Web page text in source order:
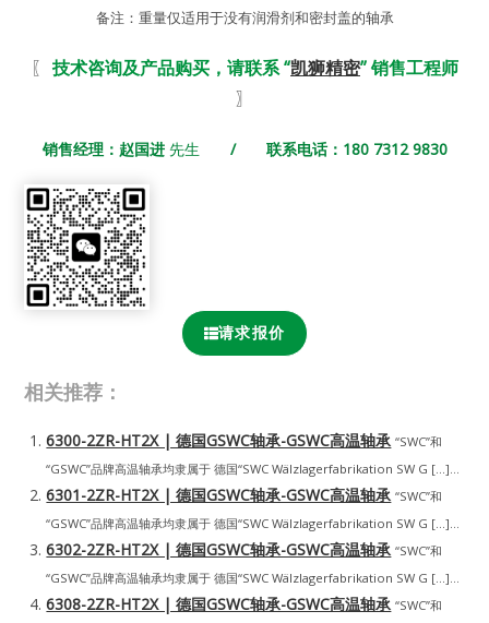
备注：重量仅适用于没有润滑剂和密封盖的轴承
〖 技术咨询及产品购买，请联系 “凯狮精密” 销售工程师
〗
销售经理：赵国进 先生 / 联系电话：180 7312 9830
请求报价
相关推荐：
6300-2ZR-HT2X | 德国GSWC轴承-GSWC高温轴承 “SWC”和
“GSWC”品牌高温轴承均隶属于 德国“SWC Wälzlagerfabrikation SW G […]...
6301-2ZR-HT2X | 德国GSWC轴承-GSWC高温轴承 “SWC”和
“GSWC”品牌高温轴承均隶属于 德国“SWC Wälzlagerfabrikation SW G […]...
6302-2ZR-HT2X | 德国GSWC轴承-GSWC高温轴承 “SWC”和
“GSWC”品牌高温轴承均隶属于 德国“SWC Wälzlagerfabrikation SW G […]...
6308-2ZR-HT2X | 德国GSWC轴承-GSWC高温轴承 “SWC”和